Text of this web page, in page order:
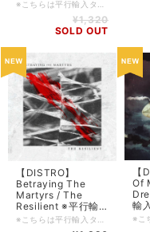
¥1,320
SOLD OUT
【DISTRO】
Betraying The
Martyrs / The
Resilient ※平行輸
入盤SALE
Of
輸